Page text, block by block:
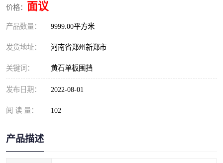
价格： 面议
产品数量： 9999.00平方米
发货地址： 河南省郑州新郑市
关键词： 黄石单板围挡
发布日期： 2022-08-01
阅 读 量： 102
产品描述